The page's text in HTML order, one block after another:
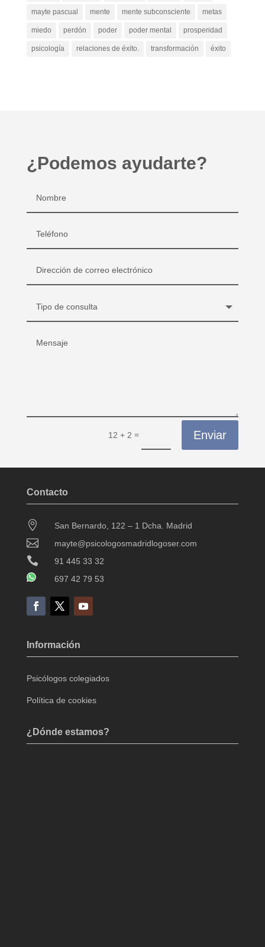
mayte pascual mente mente subconsciente metas
miedo perdón poder poder mental prosperidad
psicología relaciones de éxito. transformación éxito
¿Podemos ayudarte?
12 + 2 = Enviar
Contacto
 San Bernardo, 122 – 1 Dcha. Madrid
 mayte@psicologosmadridlogoser.com

91 445 33 32
697 42 79 53
Información
Psicólogos colegiados
Política de cookies
¿Dónde estamos?